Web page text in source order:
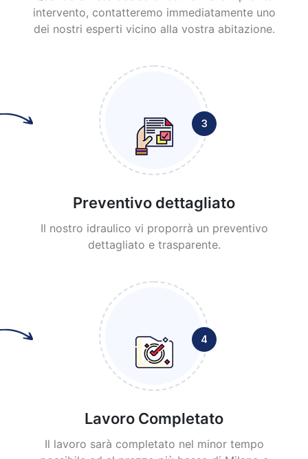
intervento, contatteremo immediatamente uno
dei nostri esperti vicino alla vostra abitazione.
3
Preventivo dettagliato
Il nostro idraulico vi proporrà un preventivo
dettagliato e trasparente.
4
Lavoro Completato
Il lavoro sarà completato nel minor tempo